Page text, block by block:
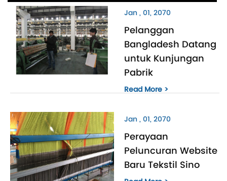
Jan , 01, 2070
Pelanggan
Bangladesh Datang
untuk Kunjungan
Pabrik
Read More >
Jan , 01, 2070
Perayaan
Peluncuran Website
Baru Tekstil Sino